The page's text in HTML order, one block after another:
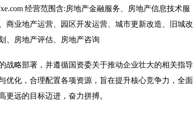
经营范围含:房地产金融服务、房地产信息技术服
商业地产运营、园区开发运营、城市更新改造、旧城改
、房地产评估、房地产咨询
战略部署，并遵循国资委关于推动企业壮大的相关指导
优化，合理配置各项资源，旨在提升核心竞争力，全面
远的目标迈进，奋力拼搏。